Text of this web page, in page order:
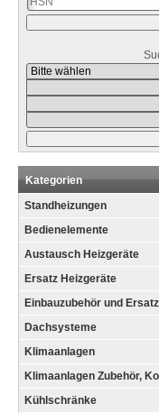
Kategorien
Standheizungen
Bedienelemente
Austausch Heizgeräte
Ersatz Heizgeräte
Einbauzubehör und
Dachsysteme
Klimaanlagen
Klimaanlagen Zubehör,
Kühlschränke